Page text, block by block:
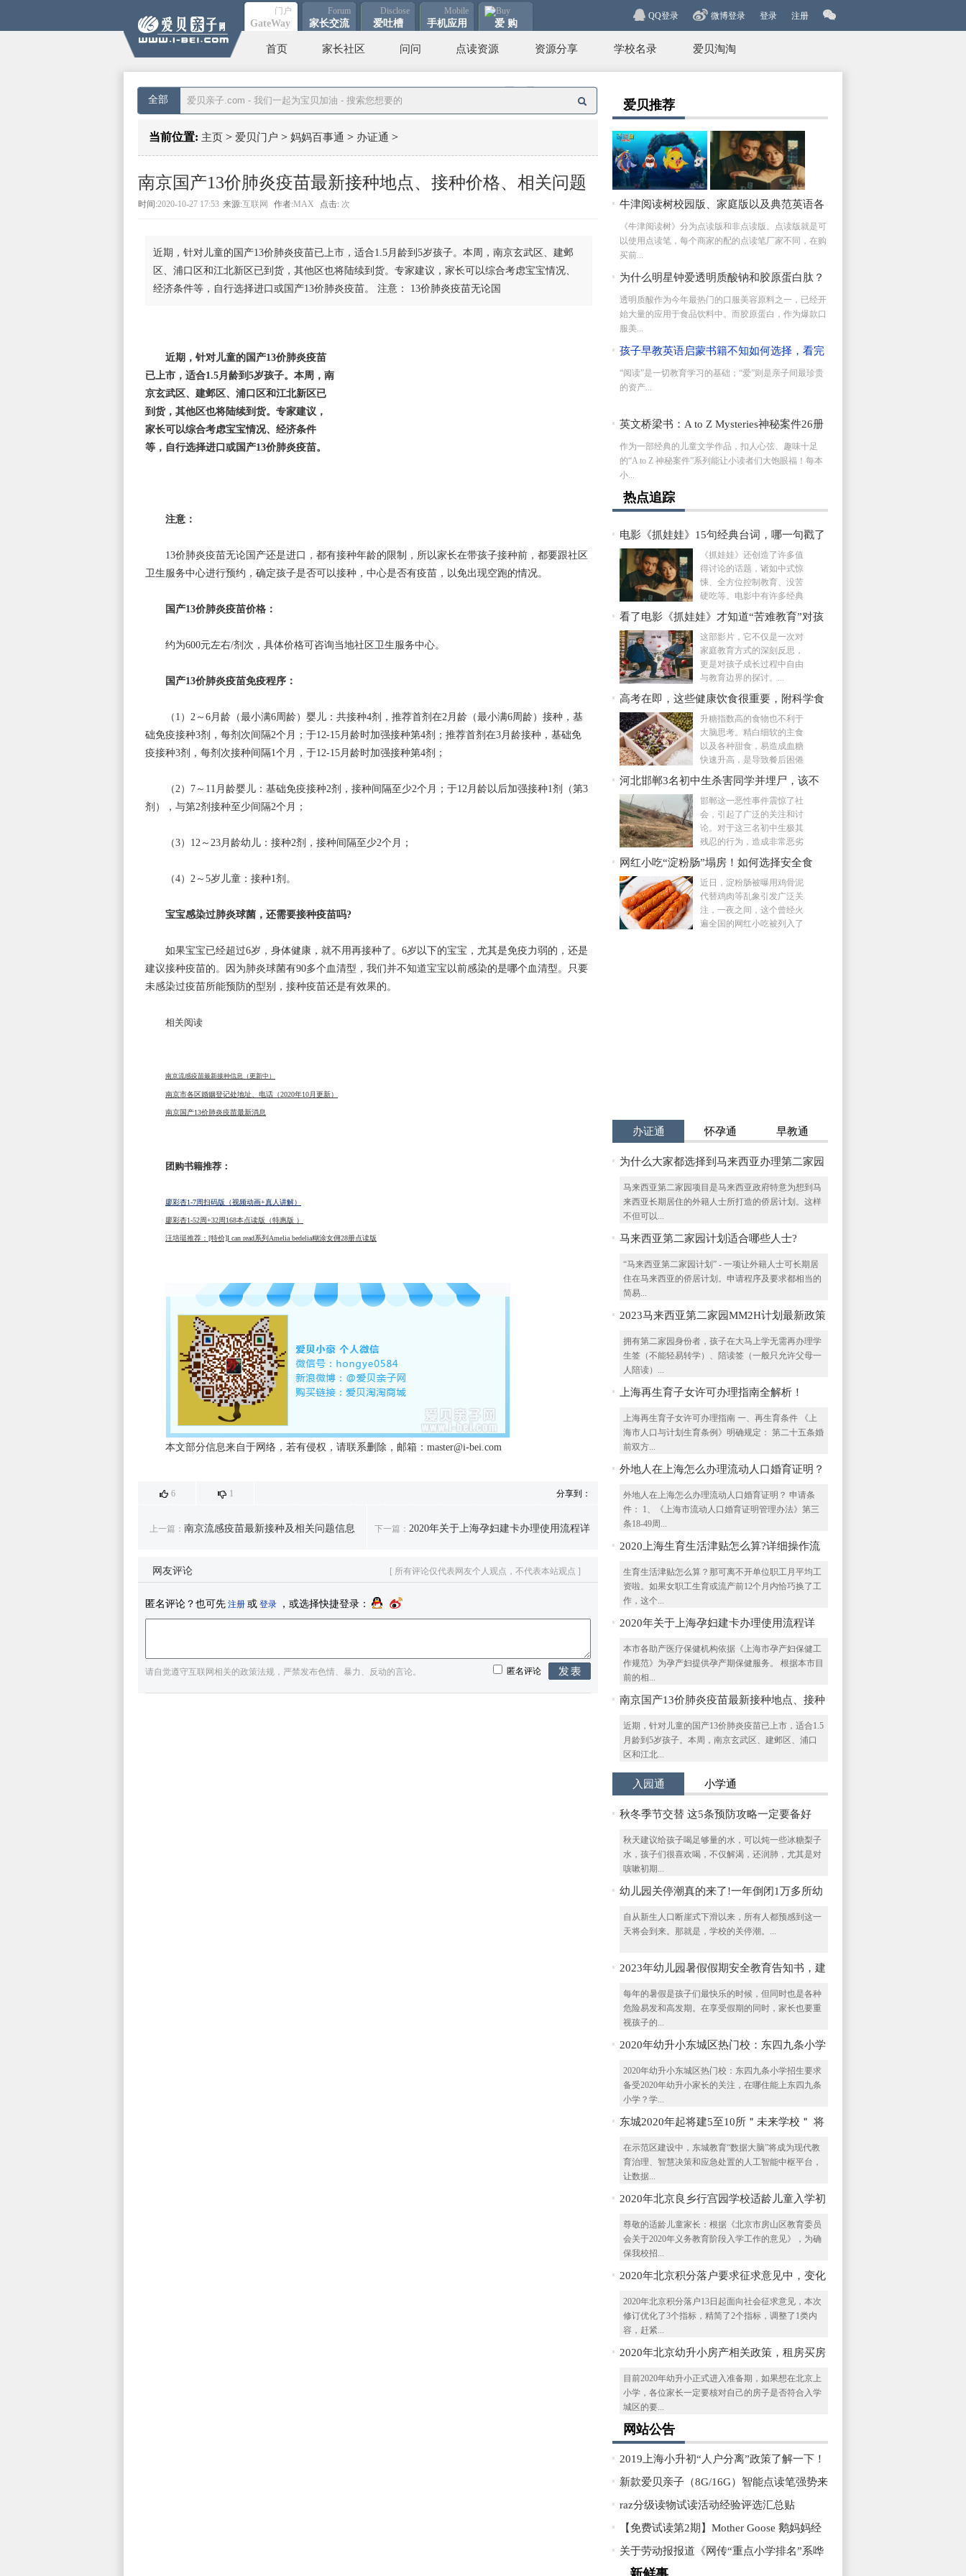
门户
GateWay
Forum
家长交流
Disclose
爱吐槽
Mobile
手机应用
Buy
爱 购
注册
登录
微博登录
QQ登录
首页 家长社区 问问 点读资源 资源分享 学校名录 爱贝淘淘
全部
当前位置: 主页 > 爱贝门户 > 妈妈百事通 > 办证通 >
南京国产13价肺炎疫苗最新接种地点、接种价格、相关问题
一览
时间:2020-10-27 17:53 来源:互联网 作者:MAX 点击: 次
近期，针对儿童的国产13价肺炎疫苗已上市，适合1.5月龄到5岁孩子。本周，南京玄武区、建邺
区、浦口区和江北新区已到货，其他区也将陆续到货。专家建议，家长可以综合考虑宝宝情况、
经济条件等，自行选择进口或国产13价肺炎疫苗。 注意： 13价肺炎疫苗无论国
近期，针对儿童的国产13价肺炎疫苗
已上市，适合1.5月龄到5岁孩子。本周，南
京玄武区、建邺区、浦口区和江北新区已
到货，其他区也将陆续到货。专家建议，
家长可以综合考虑宝宝情况、经济条件
等，自行选择进口或国产13价肺炎疫苗。
注意：
13价肺炎疫苗无论国产还是进口，都有接种年龄的限制，所以家长在带孩子接种前，都要跟社区
卫生服务中心进行预约，确定孩子是否可以接种，中心是否有疫苗，以免出现空跑的情况。
国产13价肺炎疫苗价格：
约为600元左右/剂次，具体价格可咨询当地社区卫生服务中心。
国产13价肺炎疫苗免疫程序：
（1）2～6月龄（最小满6周龄）婴儿：共接种4剂，推荐首剂在2月龄（最小满6周龄）接种，基
础免疫接种3剂，每剂次间隔2个月；于12-15月龄时加强接种第4剂；推荐首剂在3月龄接种，基础免
疫接种3剂，每剂次接种间隔1个月，于12-15月龄时加强接种第4剂；
（2）7～11月龄婴儿：基础免疫接种2剂，接种间隔至少2个月；于12月龄以后加强接种1剂（第3
剂），与第2剂接种至少间隔2个月；
（3）12～23月龄幼儿：接种2剂，接种间隔至少2个月；
（4）2～5岁儿童：接种1剂。
宝宝感染过肺炎球菌，还需要接种疫苗吗?
如果宝宝已经超过6岁，身体健康，就不用再接种了。6岁以下的宝宝，尤其是免疫力弱的，还是
建议接种疫苗的。因为肺炎球菌有90多个血清型，我们并不知道宝宝以前感染的是哪个血清型。只要
未感染过疫苗所能预防的型别，接种疫苗还是有效果的。
相关阅读
南京流感疫苗最新接种信息（更新中）
南京市各区婚姻登记处地址、电话（2020年10月更新）
南京国产13价肺炎疫苗最新消息
团购书籍推荐：
廖彩杏1-7周扫码版（视频动画+真人讲解）
廖彩杏1-52周+32周168本点读版（特惠版 ）
汪培珽推荐：[特价]I can read系列Amelia bedelia糊涂女佣28册点读版
本文部分信息来自于网络，若有侵权，请联系删除，邮箱：master@i-bei.com
6 1 分享到：
上一篇： 南京流感疫苗最新接种及相关问题信息 下一篇： 2020年关于上海孕妇建卡办理使用流程详
解！
网友评论 [ 所有评论仅代表网友个人观点，不代表本站观点 ]
匿名评论？也可先 注册 或 登录 ，或选择快捷登录：
请自觉遵守互联网相关的政策法规，严禁发布色情、暴力、反动的言论。 匿名评论
爱贝推荐
牛津阅读树校园版、家庭版以及典范英语各
版本区别分析
《牛津阅读树》分为点读版和非点读版。点读版就是可
以使用点读笔，每个商家的配的点读笔厂家不同，在购
买前...
为什么明星钟爱透明质酸钠和胶原蛋白肽？
透明质酸作为今年最热门的口服美容原料之一，已经开
始大量的应用于食品饮料中。而胶原蛋白，作为爆款口
服美...
孩子早教英语启蒙书籍不知如何选择，看完
这篇你就全懂了
“阅读”是一切教育学习的基础；“爱”则是亲子间最珍贵
的资产...
英文桥梁书：A to Z Mysteries神秘案件26册
作为一部经典的儿童文学作品，扣人心弦、趣味十足
的“A to Z 神秘案件”系列能让小读者们大饱眼福！每本
小...
热点追踪
电影《抓娃娃》15句经典台词，哪一句戳了
你的心？
《抓娃娃》还创造了许多值
得讨论的话题，诸如中式惊
悚、全方位控制教育、没苦
硬吃等。电影中有许多经典
的台...
看了电影《抓娃娃》才知道“苦难教育”对孩
子伤害有多深
这部影片，它不仅是一次对
家庭教育方式的深刻反思，
更是对孩子成长过程中自由
与教育边界的探讨。...
高考在即，这些健康饮食很重要，附科学食
谱
升糖指数高的食物也不利于
大脑思考。精白细软的主食
以及各种甜食，易造成血糖
快速升高，是导致餐后困倦
状态...
河北邯郸3名初中生杀害同学并埋尸，该不
该判死刑？
邯郸这一恶性事件震惊了社
会，引起了广泛的关注和讨
论。对于这三名初中生极其
残忍的行为，造成非常恶劣
的社...
网红小吃“淀粉肠”塌房！如何选择安全食
品？
近日，淀粉肠被曝用鸡骨泥
代替鸡肉等乱象引发广泛关
注，一夜之间，这个曾经火
遍全国的网红小吃被列入了
办证通 怀孕通 早教通
为什么大家都选择到马来西亚办理第二家园
马来西亚第二家园项目是马来西亚政府特意为想到马
来西亚长期居住的外籍人士所打造的侨居计划。这样
不但可以...
马来西亚第二家园计划适合哪些人士?
“马来西亚第二家园计划” - 一项让外籍人士可长期居
住在马来西亚的侨居计划。申请程序及要求都相当的
简易...
2023马来西亚第二家园MM2H计划最新政策
拥有第二家园身份者，孩子在大马上学无需再办理学
生签（不能轻易转学）、陪读签（一般只允许父母一
人陪读）...
上海再生育子女许可办理指南全解析！
上海再生育子女许可办理指南 一、再生育条件 《上
海市人口与计划生育条例》明确规定： 第二十五条婚
前双方...
外地人在上海怎么办理流动人口婚育证明？
外地人在上海怎么办理流动人口婚育证明？ 申请条
件： 1、《上海市流动人口婚育证明管理办法》第三
条18-49周...
2020上海生育生活津贴怎么算?详细操作流
生育生活津贴怎么算？那可离不开单位职工月平均工
资啦。如果女职工生育或流产前12个月内恰巧换了工
作，这个...
2020年关于上海孕妇建卡办理使用流程详
本市各助产医疗保健机构依据《上海市孕产妇保健工
作规范》为孕产妇提供孕产期保健服务。 根据本市目
前的相...
南京国产13价肺炎疫苗最新接种地点、接种
近期，针对儿童的国产13价肺炎疫苗已上市，适合1.5
月龄到5岁孩子。本周，南京玄武区、建邺区、浦口
区和江北...
入园通 小学通
秋冬季节交替 这5条预防攻略一定要备好
秋天建议给孩子喝足够量的水，可以炖一些冰糖梨子
水，孩子们很喜欢喝，不仅解渴，还润肺，尤其是对
咳嗽初期...
幼儿园关停潮真的来了!一年倒闭1万多所幼
自从新生人口断崖式下滑以来，所有人都预感到这一
天将会到来。那就是，学校的关停潮。...
2023年幼儿园暑假假期安全教育告知书，建
每年的暑假是孩子们最快乐的时候，但同时也是各种
危险易发和高发期。在享受假期的同时，家长也要重
视孩子的...
2020年幼升小东城区热门校：东四九条小学
2020年幼升小东城区热门校：东四九条小学招生要求
备受2020年幼升小家长的关注，在哪住能上东四九条
小学？学...
东城2020年起将建5至10所＂未来学校＂ 将
在示范区建设中，东城教育“数据大脑”将成为现代教
育治理、智慧决策和应急处置的人工智能中枢平台，
让数据...
2020年北京良乡行宫园学校适龄儿童入学初
尊敬的适龄儿童家长：根据《北京市房山区教育委员
会关于2020年义务教育阶段入学工作的意见》，为确
保我校招...
2020年北京积分落户要求征求意见中，变化
2020年北京积分落户13日起面向社会征求意见，本次
修订优化了3个指标，精简了2个指标，调整了1类内
容，赶紧...
2020年北京幼升小房产相关政策，租房买房
目前2020年幼升小正式进入准备期，如果想在北京上
小学，各位家长一定要核对自己的房子是否符合入学
城区的要...
网站公告
2019上海小升初“人户分离”政策了解一下！
新款爱贝亲子（8G/16G）智能点读笔强势来
袭！
raz分级读物试读活动经验评选汇总贴
【免费试读第2期】Mother Goose 鹅妈妈经
典童
关于劳动报报道《网传“重点小学排名”系哗